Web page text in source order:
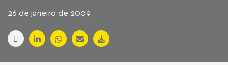
26 de janeiro de 2009